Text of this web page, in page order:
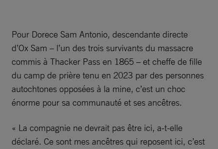
Pour Dorece Sam Antonio, descendante directe
d’Ox Sam – l’un des trois survivants du massacre
commis à Thacker Pass en 1865 – et cheffe de fille
du camp de prière tenu en 2023 par des personnes
autochtones opposées à la mine, c’est un choc
énorme pour sa communauté et ses ancêtres.
« La compagnie ne devrait pas être ici, a-t-elle
déclaré. Ce sont mes ancêtres qui reposent ici, c’est